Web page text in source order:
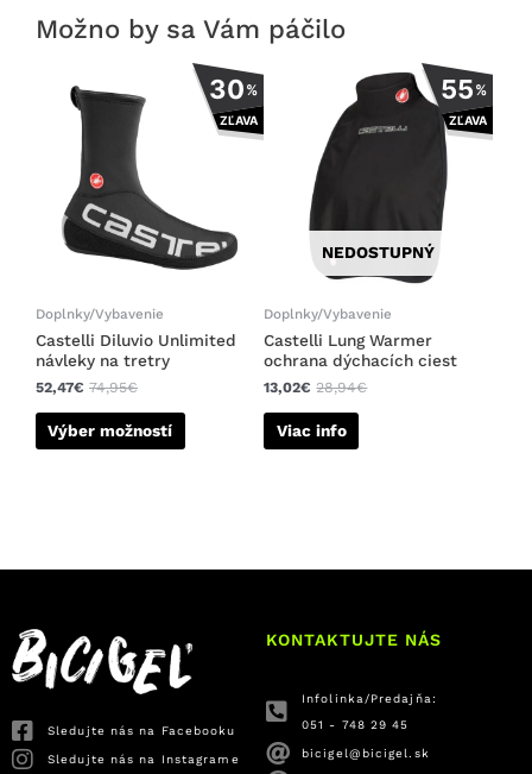
Možno by sa Vám páčilo
30%
ZĽAVA
Doplnky/Vybavenie
Castelli Diluvio Unlimited
návleky na tretry
52,47€ 74,95€
Výber možností
Tento
produkt
si
môžete
stránke
55%
ZĽAVA
NEDOSTUPNÝ
Doplnky/Vybavenie
Castelli Lung Warmer
ochrana dýchacích ciest
13,02€ 28,94€
Viac info
Sledujte nás na Facebooku
Sledujte nás na Instagrame
KONTAKTUJTE NÁS
Infolinka/Predajňa:
051 - 748 29 45
bicigel@bicigel.sk